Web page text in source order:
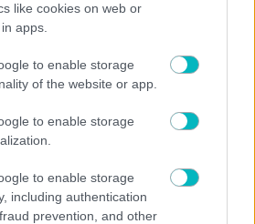
like cookies on web or
apps.
to enable storage
of the website or app.
to enable storage
to enable storage
including authentication
prevention, and other
το 2030 με την ΑΕΚ!
μεγάλη προσπάθεια κόντρα
σε φουλ ρυθμούς ο